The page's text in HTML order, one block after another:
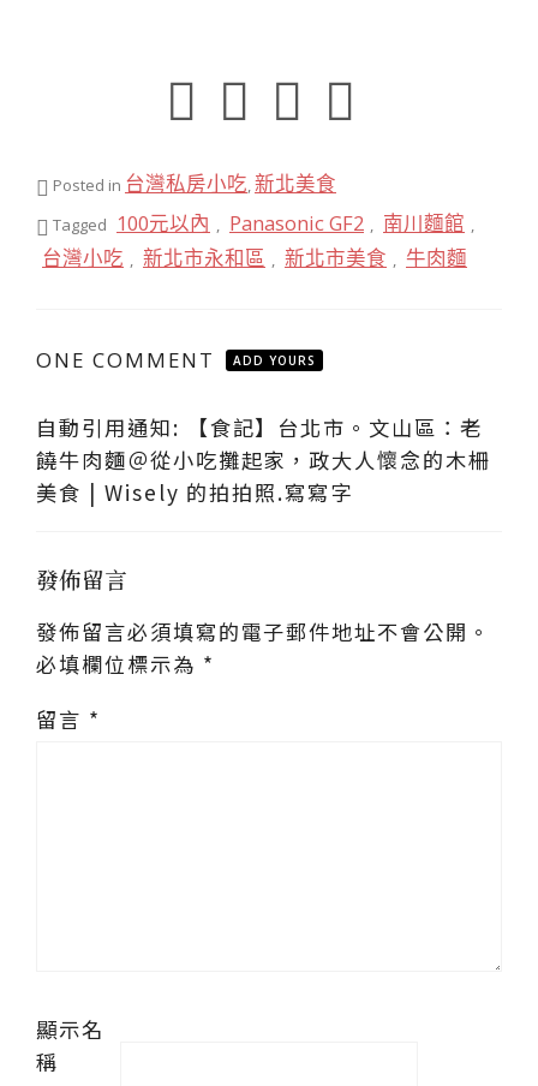
Posted in 台灣私房小吃,新北美食
Tagged 100元以內 , Panasonic GF2 , 南川麵館 ,
台灣小吃 , 新北市永和區 , 新北市美食 , 牛肉麵
ONE COMMENT ADD YOURS
自動引用通知:
【食記】台北市。文山區：老
饒牛肉麵＠從小吃攤起家，政大人懷念的木柵
美食 | Wisely 的拍拍照.寫寫字
發佈留言
發佈留言必須填寫的電子郵件地址不會公開。
必填欄位標示為 *
留言 *
顯示名
稱